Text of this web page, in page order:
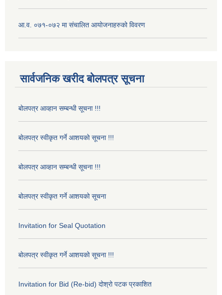
आ.व. ०७१-०७२ मा संचालित आयोजनाहरुको विवरण
सार्वजनिक खरीद बोलपत्र सूचना
बोलपत्र आव्हान सम्बन्धी सूचना !!!
बोलपत्र स्वीकृत गर्ने आशयको सूचना !!!
बोलपत्र आव्हान सम्बन्धी सूचना !!!
बोलपत्र स्वीकृत गर्ने आशयको सूचना
Invitation for Seal Quotation
बोलपत्र स्वीकृत गर्ने आशयको सूचना !!!
Invitation for Bid (Re-bid) दोश्रो पटक प्रकाशित